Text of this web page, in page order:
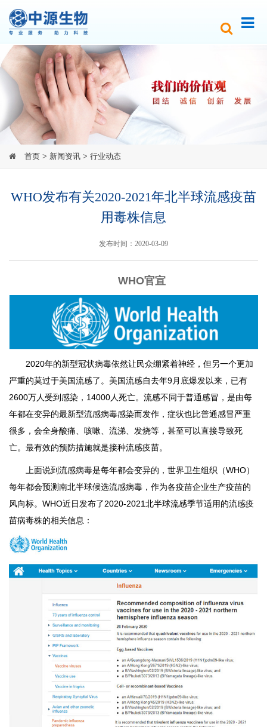
首页 > 新闻资讯 > 行业动态
WHO发布有关2020-2021年北半球流感疫苗
用毒株信息
发布时间：2020-03-09
​WHO官宣
2020年的新型冠状病毒依然让民众绷紧着神经，但另一个更加
严重的莫过于美国流感了。 美国流感自去年9月底爆发以来，已有
2600万人受到感染，14000人死亡。 流感不同于普通感冒，是由每
年都在变异的最新型流感病毒感染而发作，症状也比普通感冒严重
很多，会全身酸痛、咳嗽、流涕、发烧等，甚至可以直接导致死
亡。最有效的预防措施就是接种流感疫苗。
上面说到流感病毒是每年都会变异的，世界卫生组织（WHO）
每年都会预测南北半球候选流感病毒，作为各疫苗企业生产疫苗的
风向标。WHO近日发布了2020-2021北半球流感季节适用的流感疫
苗病毒株的相关信息：